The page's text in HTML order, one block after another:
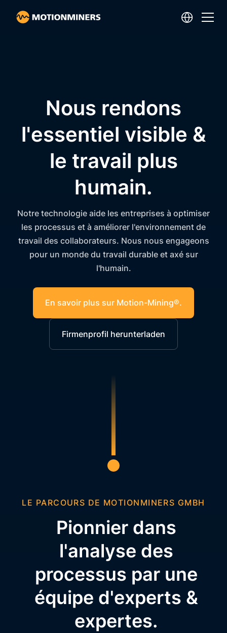
Nous rendons
l'essentiel visible &
le travail plus
humain.
Notre technologie aide les entreprises à optimiser
les processus et à améliorer l'environnement de
travail des collaborateurs. Nous nous engageons
pour un monde du travail durable et axé sur
l'humain.
En savoir plus sur Motion-Mining®.
Firmenprofil herunterladen
LE PARCOURS DE MOTIONMINERS GMBH
Pionnier dans
l'analyse des
processus par une
équipe d'experts &
expertes.